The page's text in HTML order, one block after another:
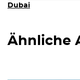
Dubai
Ähnliche